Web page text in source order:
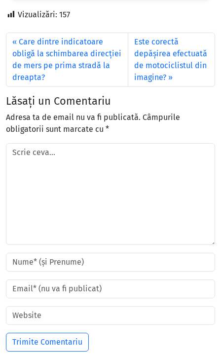
Vizualizări: 157
Care dintre indicatoare
obligă la schimbarea direcţiei
de mers pe prima stradă la
dreapta?
Este corectă
depăşirea efectuată
de motociclistul din
imagine?
Lăsați un Comentariu
Adresa ta de email nu va fi publicată. Câmpurile
obligatorii sunt marcate cu *